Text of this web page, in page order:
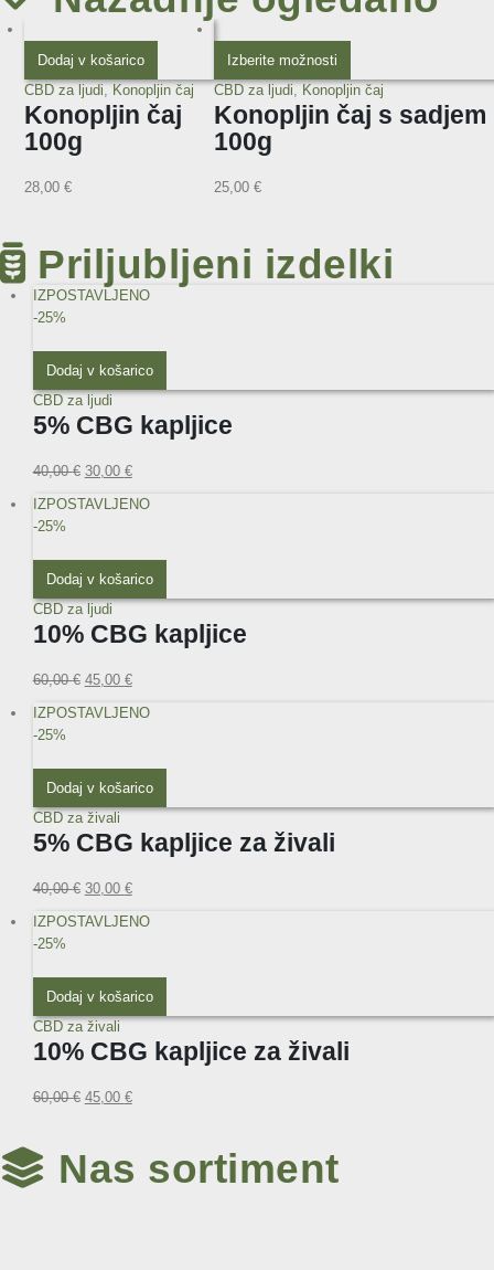
Dodaj v košarico
CBD za ljudi,Konopljin čaj
Konopljin čaj
100g
28,00 €
Izberite možnosti
CBD za ljudi,Konopljin čaj
Konopljin čaj s sadjem
100g
25,00€
Priljubljeni izdelki
IZPOSTAVLJENO
-25%
Dodaj v košarico
CBD za ljudi
5% CBG kapljice
40,00€ 30,00 €
IZPOSTAVLJENO
-25%
Dodaj v košarico
CBD za ljudi
10% CBG kapljice
60,00€ 45,00 €
IZPOSTAVLJENO
-25%
Dodaj v košarico
CBD za živali
5% CBG kapljice za živali
40,00€ 30,00 €
IZPOSTAVLJENO
-25%
Dodaj v košarico
CBD za živali
10% CBG kapljice za živali
60,00€ 45,00 €
Nas sortiment